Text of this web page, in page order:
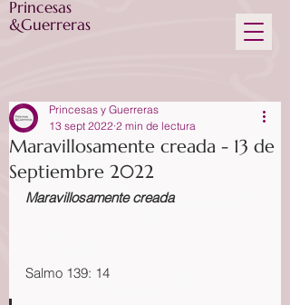
Princesas
&Guerreras
Maravillosamente creada - 13 de
Septiembre 2022
Princesas y Guerreras
13 sept 2022 2 min de lectura
Maravillosamente creada
Salmo 139: 14